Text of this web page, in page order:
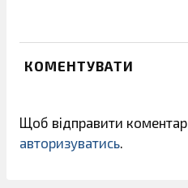
КОМЕНТУВАТИ
Щоб відправити
авторизуватись